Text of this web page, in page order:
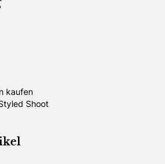
kaufen
Shoot